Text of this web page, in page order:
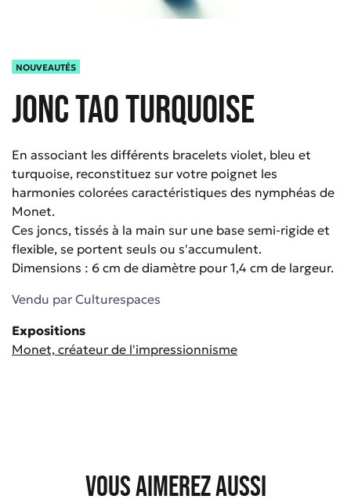
NOUVEAUTÉS
Jonc TAO turquoise
En associant les différents bracelets violet, bleu et
turquoise, reconstituez sur votre poignet les
harmonies colorées caractéristiques des nymphéas de
Monet.
Ces joncs, tissés à la main sur une base semi-rigide et
flexible, se portent seuls ou s'accumulent.
Dimensions : 6 cm de diamètre pour 1,4 cm de largeur.
Vendu par Culturespaces
Expositions
Monet, créateur de l'impressionnisme
Vous aimerez aussi